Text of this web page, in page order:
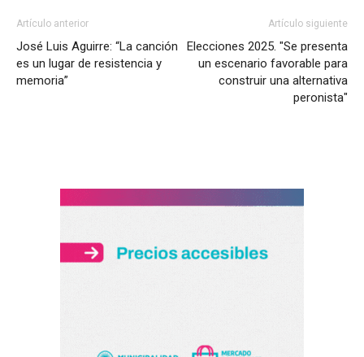
Artículo anterior
José Luis Aguirre: “La canción
es un lugar de resistencia y
memoria”
Artículo siguiente
Elecciones 2025. "Se presenta
un escenario favorable para
construir una alternativa
peronista"